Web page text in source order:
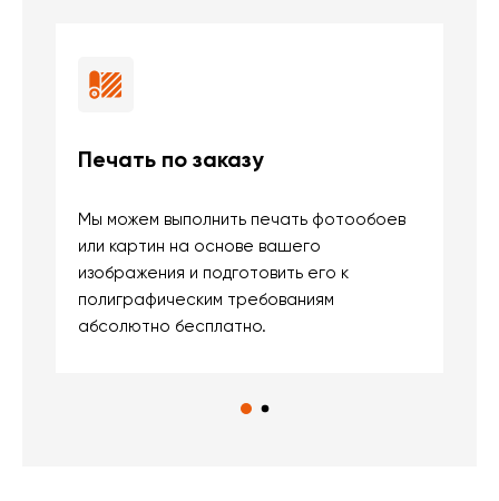
Печать по заказу
Мы можем выполнить печать фотообоев
или картин на основе вашего
изображения и подготовить его к
полиграфическим требованиям
абсолютно бесплатно.